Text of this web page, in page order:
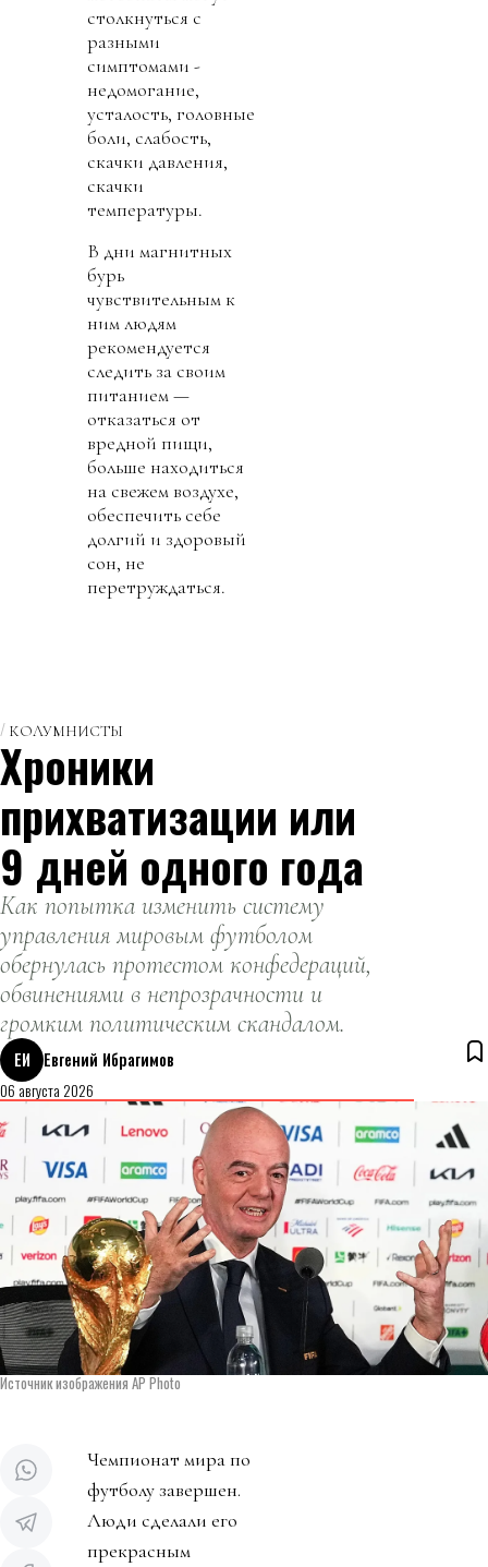
столкнуться с
разными
симптомами -
недомогание,
усталость, головные
боли, слабость,
скачки давления,
скачки
температуры.
В дни магнитных
бурь
чувствительным к
ним людям
рекомендуется
следить за своим
питанием —
отказаться от
вредной пищи,
больше находиться
на свежем воздухе,
обеспечить себе
долгий и здоровый
сон, не
перетруждаться.
КОЛУМНИСТЫ
Хроники
прихватизации или
9 дней одного года
Как попытка изменить систему
управления мировым футболом
обернулась протестом конфедераций,
обвинениями в непрозрачности и
громким политическим скандалом.
ЕИ
Евгений Ибрагимов
06 августа 2026
Источник изображения AP Photo
Чемпионат мира по
футболу завершен.
Люди сделали его
прекрасным